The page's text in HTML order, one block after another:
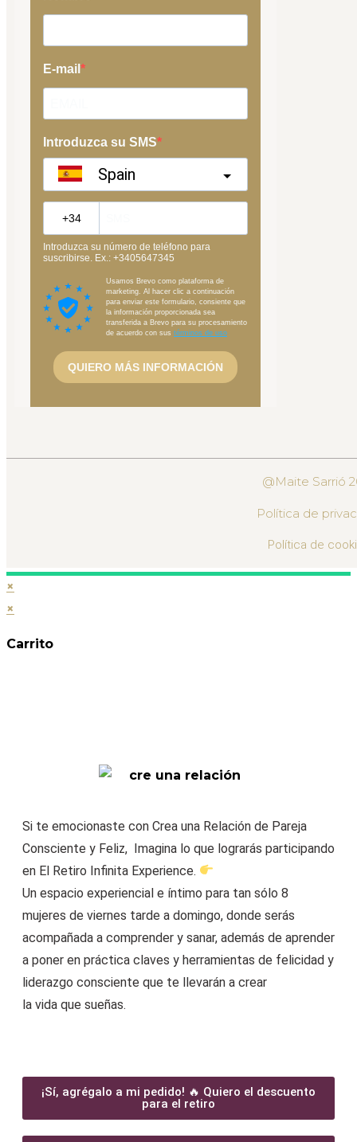
@Maite Sarrió
Política de
Política de
×
×
Carrito
Si te emocionaste con Crea una Relación de Pareja
Consciente y Feliz, Imagina lo que lograrás participando
en El Retiro Infinita Experience.
Un espacio experiencial e íntimo para tan sólo 8
mujeres de viernes tarde a domingo, donde serás
acompañada a comprender y sanar, además de aprender
a poner en práctica claves y herramientas de felicidad y
liderazgo consciente que te llevarán a crear
la vida que sueñas.
¡Sí, agrégalo a mi pedido! 🔥 Quiero el descuento
para el retiro